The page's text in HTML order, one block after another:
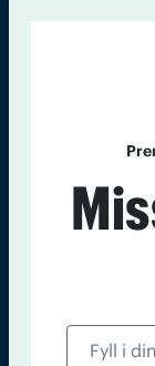
Chefredaktör
Läs